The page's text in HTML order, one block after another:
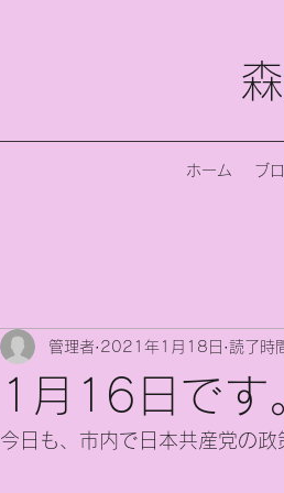
ホーム ブ
1月16日です
管理者 2021年1月18日 読了時
今日も、市内で日本共産党の政